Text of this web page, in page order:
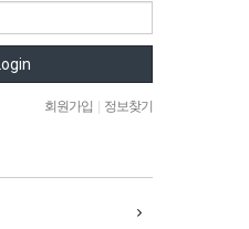
회원가입 정보찾기